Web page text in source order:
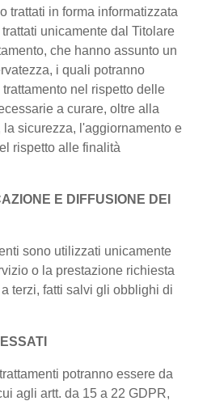
trattati in forma informatizzata
unicamente dal Titolare
che hanno assunto un
i quali potranno
nel rispetto delle
a curare, oltre alla
la sicurezza, l'aggiornamento e
rispetto alle finalità
E DIFFUSIONE DEI
sono utilizzati unicamente
o la prestazione richiesta
terzi, fatti salvi gli obblighi di
potranno essere da
agli artt. da 15 a 22 GDPR,